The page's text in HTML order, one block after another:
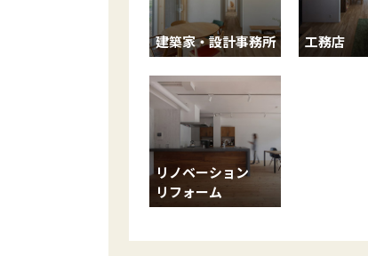
建築家・設計事務所 工務店
リノベーション
リフォーム